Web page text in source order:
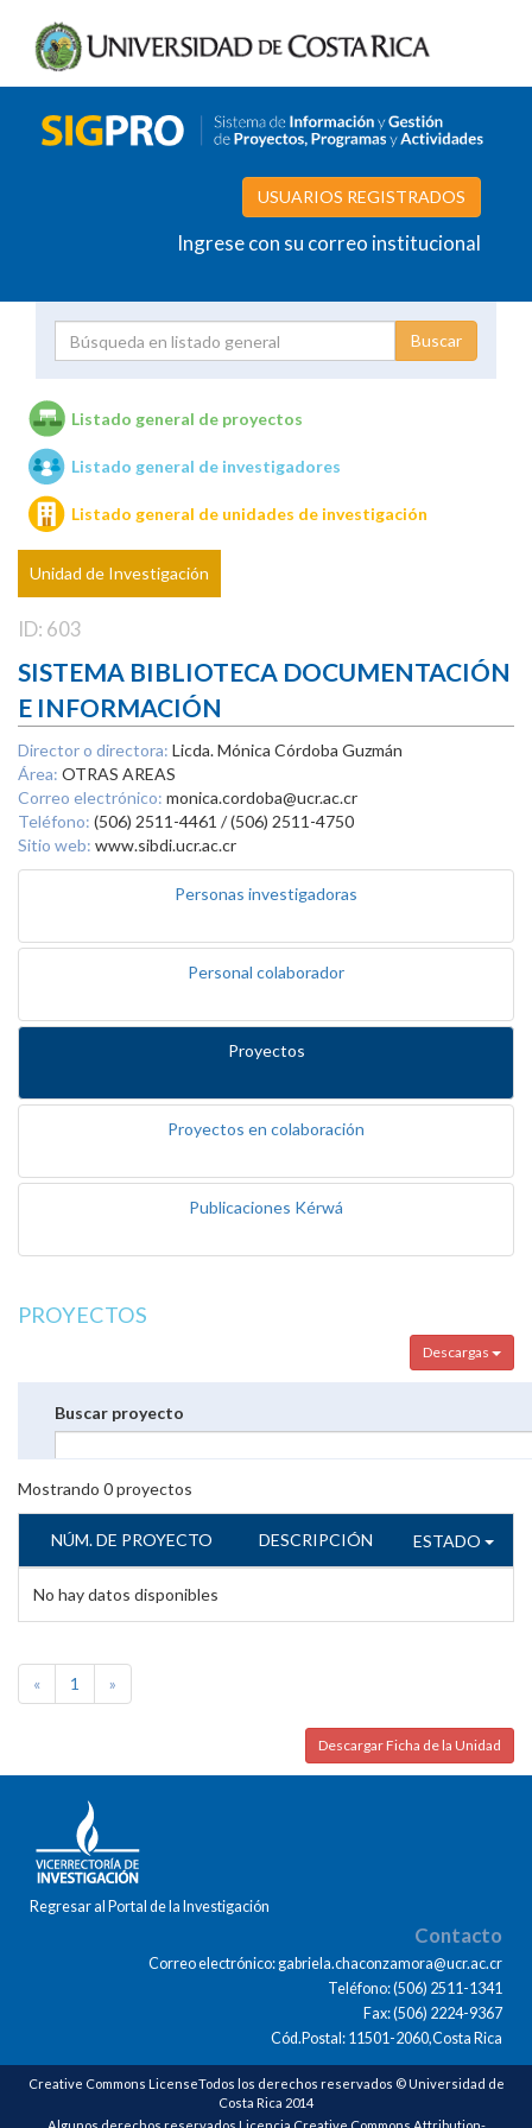
USUARIOS REGISTRADOS
Ingrese con su correo institucional
Unidades de investigación
Listado general de proyectos
Listado general de investigadores
Listado general de unidades de investigación
Unidad de Investigación
ID: 603
SISTEMA BIBLIOTECA DOCUMENTACIÓN
E INFORMACIÓN
Director o directora: Licda. Mónica Córdoba Guzmán
Área: OTRAS AREAS
Correo electrónico: monica.cordoba@ucr.ac.cr
Teléfono: (506) 2511-4461 / (506) 2511-4750
Sitio web: www.sibdi.ucr.ac.cr
Personas investigadoras
Personal colaborador
Proyectos
Proyectos en colaboración
Publicaciones Kérwá
PROYECTOS
Descargas
Buscar proyecto
Mostrando 0proyectos
NÚM. DE PROYECTO DESCRIPCIÓN ESTADO
No hay datos disponibles
« 1 »
Descargar Ficha de la Unidad
Regresar al Portal de la Investigación
Contacto
Correo electrónico: gabriela.chaconzamora@ucr.ac.cr
Teléfono: (506) 2511-1341
Fax: (506) 2224-9367
Cód.Postal: 11501-2060,Costa Rica
Creative Commons LicenseTodos los derechos reservados © Universidad de
Costa Rica 2014